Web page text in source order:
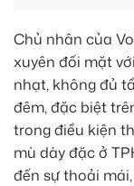
Chủ nhân của
xuyên đối mặt
nhạt, không đủ
đêm, đặc biệt
trong điều kiện
mù dày đặc ở
đến sự thoải